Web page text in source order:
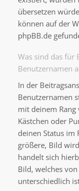
übersetzen
können auf der
phpBB.de
Was sind das für
Benutzernamen
In der
Benutzernamen
mit deinem
Kästchen oder
deinen Status im
größere, Bild
handelt sich
Bild, welches
unterschiedlich